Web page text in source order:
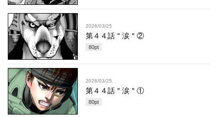
2026/03/25
第４４話＂涙＂②
80pt
2026/03/25
第４４話＂涙＂①
80pt